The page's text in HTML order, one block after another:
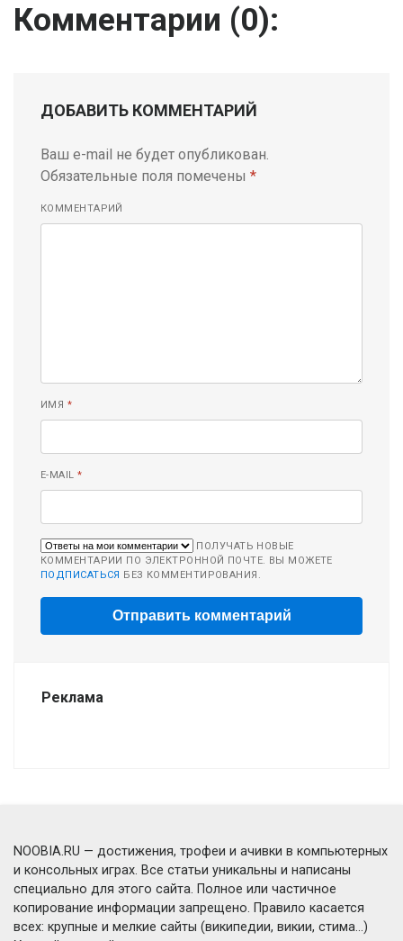
Комментарии (0):
ДОБАВИТЬ КОММЕНТАРИЙ
Ваш e-mail не будет опубликован.
Обязательные поля помечены *
КОММЕНТАРИЙ
ИМЯ *
E-MAIL*
ПОЛУЧАТЬ НОВЫЕ
КОММЕНТАРИИ ПО ЭЛЕКТРОННОЙ ПОЧТЕ. ВЫ МОЖЕТЕ
ПОДПИСАТЬСЯ БЕЗ КОММЕНТИРОВАНИЯ.
Реклама
NOOBIA.RU — достижения, трофеи и ачивки в компьютерных
и консольных играх. Все статьи уникальны и написаны
специально для этого сайта. Полное или частичное
копирование информации запрещено. Правило касается
всех: крупные и мелкие сайты (википедии, викии, стима...)